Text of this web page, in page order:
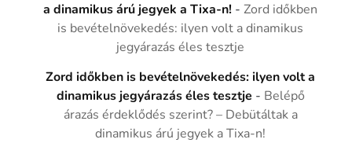
a dinamikus árú jegyek a Tixa-n! -Zord időkben
is bevételnövekedés: ilyen volt a dinamikus
jegyárazás éles tesztje
Zord időkben is bevételnövekedés: ilyen volt a
dinamikus jegyárazás éles tesztje - Belépő
árazás érdeklődés szerint? – Debütáltak a
dinamikus árú jegyek a Tixa-n!